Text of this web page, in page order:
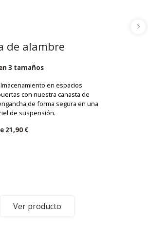
de alambre
3 tamaños
en espacios
con nuestra canasta de
de forma segura en una
de suspensión.
21,90 €
Ver producto